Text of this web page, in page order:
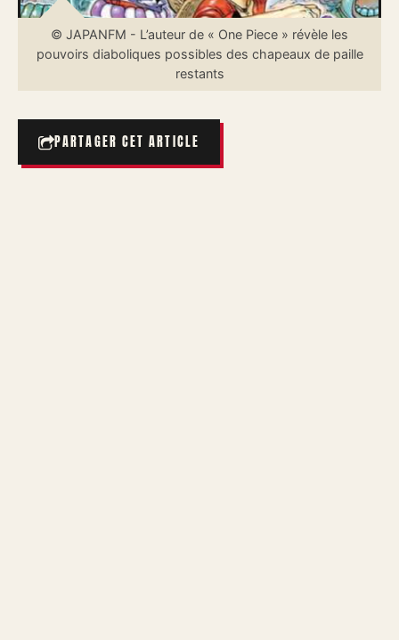
© JAPANFM - L’auteur de « One Piece » révèle les
pouvoirs diaboliques possibles des chapeaux de paille
restants
PARTAGER CET ARTICLE